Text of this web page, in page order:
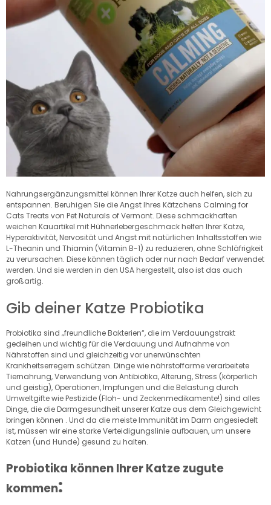
Nahrungsergänzungsmittel können Ihrer Katze auch helfen, sich zu
entspannen. Beruhigen Sie die Angst Ihres Kätzchens Calming for
Cats Treats von Pet Naturals of Vermont. Diese schmackhaften
weichen Kauartikel mit Hühnerlebergeschmack helfen Ihrer Katze,
Hyperaktivität, Nervosität und Angst mit natürlichen Inhaltsstoffen wie
L-Theanin und Thiamin (Vitamin B-1) zu reduzieren, ohne Schläfrigkeit
zu verursachen. Diese können täglich oder nur nach Bedarf verwendet
werden. Und sie werden in den USA hergestellt, also ist das auch
großartig.
Gib deiner Katze Probiotika
Probiotika sind „freundliche Bakterien“, die im Verdauungstrakt
gedeihen und wichtig für die Verdauung und Aufnahme von
Nährstoffen sind und gleichzeitig vor unerwünschten
Krankheitserregern schützen. Dinge wie nährstoffarme verarbeitete
Tiernahrung, Verwendung von Antibiotika, Alterung, Stress (körperlich
und geistig), Operationen, Impfungen und die Belastung durch
Umweltgifte wie Pestizide (Floh- und Zeckenmedikamente!) sind alles
Dinge, die die Darmgesundheit unserer Katze aus dem Gleichgewicht
bringen können . Und da die meiste Immunität im Darm angesiedelt
ist, müssen wir eine starke Verteidigungslinie aufbauen, um unsere
Katzen (und Hunde) gesund zu halten.
Probiotika können Ihrer Katze zugute
kommen: